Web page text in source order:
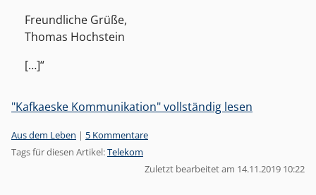
Freundliche Grüße,
Thomas Hochstein
[…]
"Kafkaeske Kommunikation" vollständig lesen
Kategorien:
Aus dem Leben | 5 Kommentare
Tags für diesen Artikel:Telekom
Zuletzt bearbeitet am 14.11.2019 10:22